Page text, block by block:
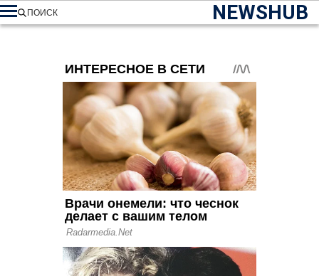
NEWSHUB
ПОИСК